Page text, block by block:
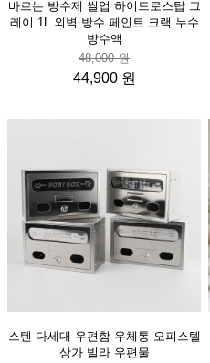
바르는 방수제 씰업 하이드로스탑 그
레이 1L 외벽 방수 페인트 크랙 누수
방수액
48,000 원
44,900 원
스텐 다세대 우편함 우체통 오피스텔
상가 빌라 우편물